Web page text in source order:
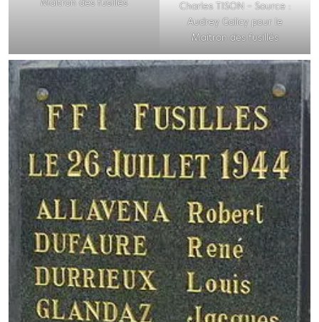
Charles TISON – Source :
Audrey Galicy pour le
Maitron des fusillés